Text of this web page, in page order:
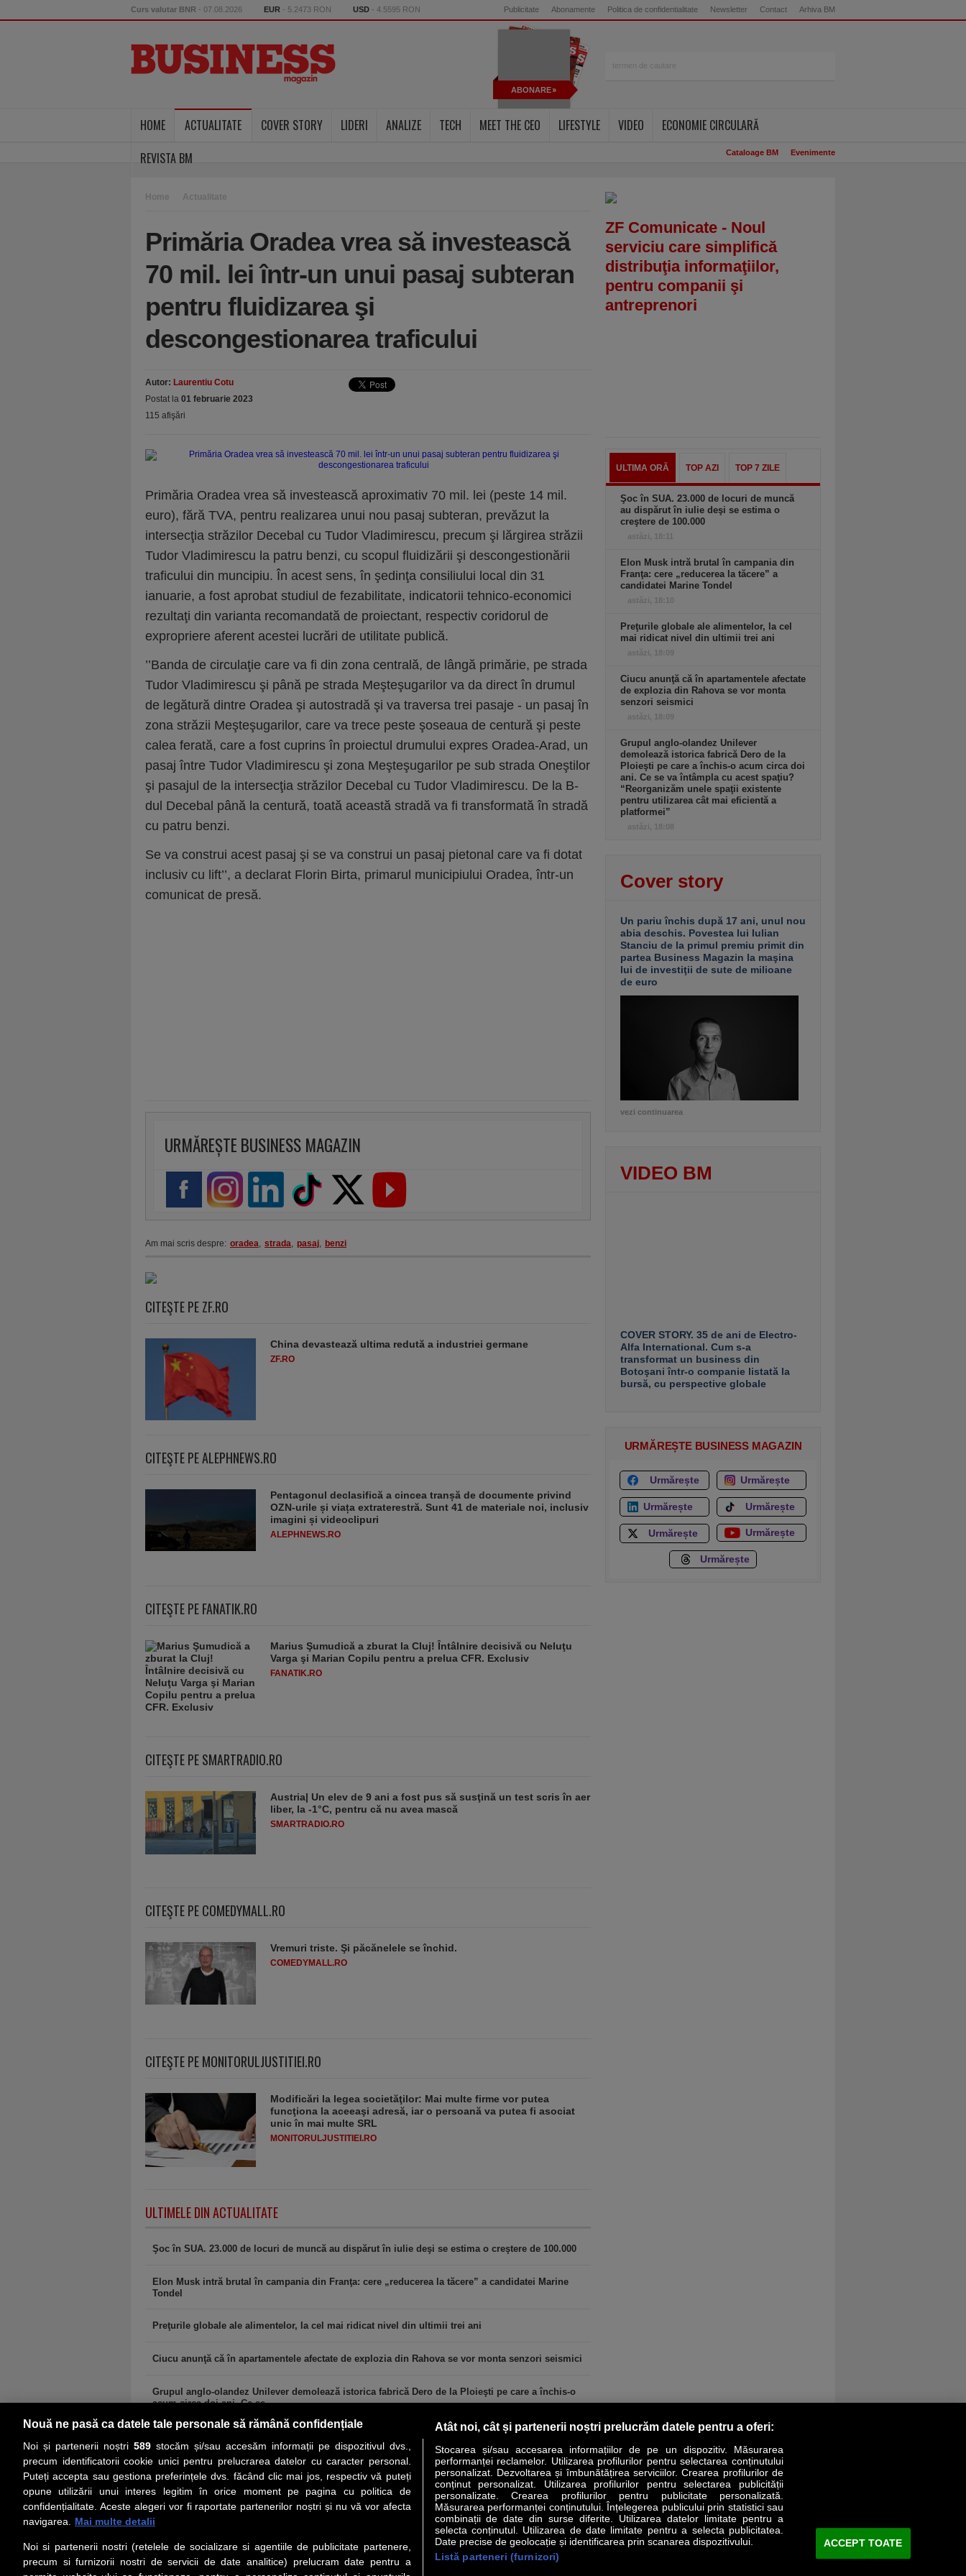
Curs valutar BNR - 07.08.2026 EUR - 5.2473 RON USD - 4.5595 RON Publicitate Abonamente Politica de confidentialitate Newsletter Contact Arhiva BM
ABONARE
HOME ACTUALITATE COVER STORY LIDERI ANALIZE TECH MEET THE CEO LIFESTYLE VIDEO
ECONOMIE CIRCULARĂ
REVISTA BM
Cataloage BM Evenimente
Home Actualitate
Primăria Oradea vrea să investească
70 mil. lei într-un unui pasaj subteran
pentru fluidizarea şi
descongestionarea traficului
Autor: Laurentiu Cotu
Postat la 01 februarie 2023
115 afişări
Primăria Oradea vrea să investească aproximativ 70 mil. lei (peste 14 mil.
euro), fără TVA, pentru realizarea unui nou pasaj subteran, prevăzut la
intersecţia străzilor Decebal cu Tudor Vladimirescu, precum şi lărgirea străzii
Tudor Vladimirescu la patru benzi, cu scopul fluidizării şi descongestionării
traficului din muncipiu. În acest sens, în şedinţa consiliului local din 31
ianuarie, a fost aprobat studiul de fezabilitate, indicatorii tehnico-economici
rezultaţi din varianta recomandată de proiectant, respectiv coridorul de
expropriere aferent acestei lucrări de utilitate publică.
’’Banda de circulaţie care va fi din zona centrală, de lângă primărie, pe strada
Tudor Vladimirescu şi până pe strada Meşteşugarilor va da direct în drumul
de legătură dintre Oradea şi autostradă şi va traversa trei pasaje - un pasaj în
zona străzii Meşteşugarilor, care va trece peste şoseaua de centură şi peste
calea ferată, care a fost cuprins în proiectul drumului expres Oradea-Arad, un
pasaj între Tudor Vladimirescu şi zona Meşteşugarilor pe sub strada Oneştilor
şi pasajul de la intersecţia străzilor Decebal cu Tudor Vladimirescu. De la B-
dul Decebal până la centură, toată această stradă va fi transformată în stradă
cu patru benzi.
Se va construi acest pasaj şi se va construi un pasaj pietonal care va fi dotat
inclusiv cu lift’’, a declarat Florin Birta, primarul municipiului Oradea, într-un
comunicat de presă.
URMĂREȘTE BUSINESS MAGAZIN
Am mai scris despre: oradea, strada, pasaj, benzi
CITEŞTE PE ZF.RO
China devastează ultima redută a industriei germane
ZF.RO
CITEŞTE PE ALEPHNEWS.RO
Pentagonul declasifică a cincea tranșă de documente privind
OZN-urile și viața extraterestră. Sunt 41 de materiale noi, inclusiv
imagini și videoclipuri
ALEPHNEWS.RO
CITEŞTE PE FANATIK.RO
Marius Şumudică a zburat la Cluj! Întâlnire decisivă cu Neluţu
Varga şi Marian Copilu pentru a prelua CFR. Exclusiv
FANATIK.RO
CITEŞTE PE SMARTRADIO.RO
Austria| Un elev de 9 ani a fost pus să susţină un test scris în aer
liber, la -1°C, pentru că nu avea mască
SMARTRADIO.RO
CITEŞTE PE COMEDYMALL.RO
Vremuri triste. Şi păcănelele se închid.
COMEDYMALL.RO
CITEŞTE PE MONITORULJUSTITIEI.RO
Modificări la legea societăţilor: Mai multe firme vor putea
funcţiona la aceeaşi adresă, iar o persoană va putea fi asociat
unic în mai multe SRL
MONITORULJUSTITIEI.RO
ULTIMELE DIN ACTUALITATE
Şoc în SUA. 23.000 de locuri de muncă au dispărut în iulie deşi se estima o creştere de 100.000
Elon Musk intră brutal în campania din Franţa: cere „reducerea la tăcere” a candidatei Marine
Tondel
Preţurile globale ale alimentelor, la cel mai ridicat nivel din ultimii trei ani
Ciucu anunţă că în apartamentele afectate de explozia din Rahova se vor monta senzori seismici
Grupul anglo-olandez Unilever demolează istorica fabrică Dero de la Ploieşti pe care a închis-o
acum circa doi ani. Ce se...
ZF Comunicate - Noul
serviciu care simplifică
distribuţia informaţiilor,
pentru companii şi
antreprenori
ULTIMA ORĂ TOP AZI TOP 7 ZILE
Şoc în SUA. 23.000 de locuri de muncă
au dispărut în iulie deşi se estima o
creştere de 100.000
astăzi, 18:11
Elon Musk intră brutal în campania din
Franţa: cere „reducerea la tăcere” a
candidatei Marine Tondel
astăzi, 18:10
Preţurile globale ale alimentelor, la cel
mai ridicat nivel din ultimii trei ani
astăzi, 18:09
Ciucu anunţă că în apartamentele afectate
de explozia din Rahova se vor monta
senzori seismici
astăzi, 18:09
Grupul anglo-olandez Unilever
demolează istorica fabrică Dero de la
Ploieşti pe care a închis-o acum circa doi
ani. Ce se va întâmpla cu acest spaţiu?
“Reorganizăm unele spaţii existente
pentru utilizarea cât mai eficientă a
platformei”
astăzi, 18:08
Cover story
Un pariu închis după 17 ani, unul nou
abia deschis. Povestea lui Iulian
Stanciu de la primul premiu primit din
partea Business Magazin la maşina
lui de investiţii de sute de milioane
de euro
vezi continuarea
VIDEO BM
COVER STORY. 35 de ani de Electro-
Alfa International. Cum s-a
transformat un business din
Botoşani într-o companie listată la
bursă, cu perspective globale
URMĂREȘTE BUSINESS MAGAZIN
Urmărește Urmărește
Urmărește Urmărește
Urmărește Urmărește
Urmărește
PRIMA PAGINĂ COVER STORY LIDERI ANALIZE HI-TECH MEET THE CEO LIFESTYLE SPECIAL OPINII
Social
Urmareste-ne pe Facebook
iarul Financiar
Despre Noi
Politica de confidentialitate
Termeni si conditii
Servicii Revista Business Magazin
Abonează-te şi primeşte revista acasă
Nouă ne pasă ca datele tale personale să rămână confidențiale
Noi și partenerii noștri 589stocăm și/sau accesăm informații pe dispozitivul dvs.,
precum identificatorii cookie unici pentru prelucrarea datelor cu caracter personal.
Puteți accepta sau gestiona preferințele dvs. făcând clic mai jos, respectiv vă puteți
opune utilizării unui interes legitim în orice moment pe pagina cu politica de
confidențialitate. Aceste alegeri vor fi raportate partenerilor noștri și nu vă vor afecta
navigarea.
Mai multe detalii
Noi si partenerii nostri (retelele de socializare si agentiile de publicitate partenere,
precum si furnizorii nostri de servicii de date analitice) prelucram date pentru a
Atât noi, cât și partenerii noștri prelucrăm datele pentru a oferi:
Stocarea și/sau accesarea informațiilor de pe un dispozitiv. Măsurarea
performanței reclamelor. Utilizarea profilurilor pentru selectarea conținutului
personalizat. Dezvoltarea și îmbunătățirea serviciilor. Crearea profilurilor de
conținut personalizat. Utilizarea profilurilor pentru selectarea publicității
personalizate. Crearea profilurilor pentru publicitate personalizată.
Măsurarea performanței conținutului. Înțelegerea publicului prin statistici sau
combinații de date din surse diferite. Utilizarea datelor limitate pentru a
selecta conținutul. Utilizarea de date limitate pentru a selecta publicitatea.
Date precise de geolocație și identificarea prin scanarea dispozitivului.
Listă parteneri (furnizori)
ACCEPT TOATE